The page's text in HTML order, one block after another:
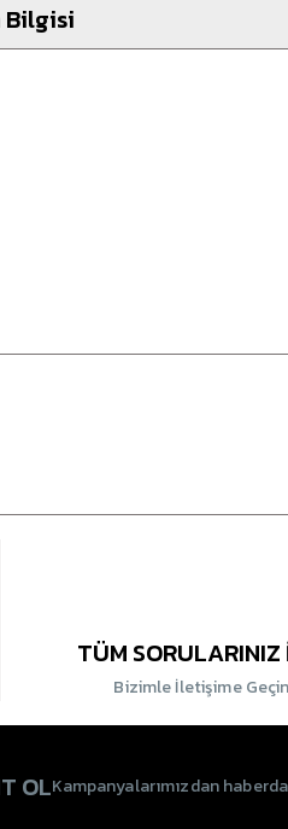
Bilgisi
TÜM SORULARINIZ
Bizimle İletişime Geçin
OLKampanyalarımızdan